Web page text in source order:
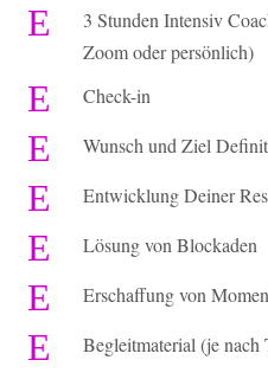
E
3 Stunden Intensiv
Zoom oder persönlich)
E Check-in
E Wunsch und Ziel
E Entwicklung Deiner
E Lösung von Blockaden
E Erschaffung von
E Begleitmaterial (je nach